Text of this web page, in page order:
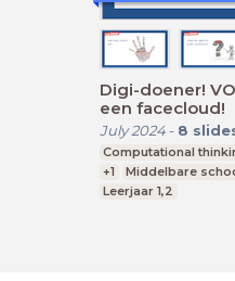
Digi-doener!
een facecloud!
July 2024- 8
Computational
+1
Middelbare
Leerjaar 1,2